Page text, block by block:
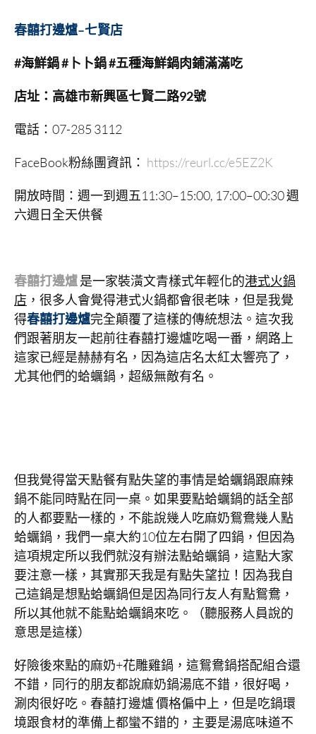
春囍打邊爐–七賢店
#海鮮鍋#卜卜鍋#五種海鮮鍋肉鋪滿滿吃
店址：高雄市新興區七賢二路92號
電話：07-285 3112
FaceBook粉絲團資訊： https://reurl.cc/e5EZ2K
開放時間：週一到週五11:30–15:00, 17:00–00:30 週
六週日全天供餐
春囍打邊爐是一家裝潢文青樣式年輕化的港式火鍋
店 ，很多人會覺得港式火鍋都會很老味，但是我覺
得春囍打邊爐完全顛覆了這樣的傳統想法。這次我
們跟著朋友一起前往春囍打邊爐吃喝一番，網路上
這家已經是赫赫有名，因為這店名太紅太響亮了，
尤其他們的蛤蠣鍋，超級無敵有名。
但我覺得當天點餐有點失望的事情是蛤蠣鍋跟麻辣
鍋不能同時點在同一桌。如果要點蛤蠣鍋的話全部
的人都要點一樣的，不能說幾人吃麻奶鴛鴦幾人點
蛤蠣鍋，我們一桌大約10位左右開了四鍋，但因為
這項規定所以我們就沒有辦法點蛤蠣鍋，這點大家
要注意一樣，其實那天我是有點失望拉！因為我自
己這鍋是想點蛤蠣鍋但是因為同行友人有點鴛鴦，
所以其他就不能點蛤蠣鍋來吃。（聽服務人員說的
意思是這樣）
好險後來點的麻奶+花雕雞鍋，這鴛鴦鍋搭配組合還
不錯，同行的朋友都說麻奶鍋湯底不錯，很好喝，
涮肉很好吃。春囍打邊爐 價格偏中上，但是吃鍋環
境跟食材的準備上都蠻不錯的，主要是湯底味道不